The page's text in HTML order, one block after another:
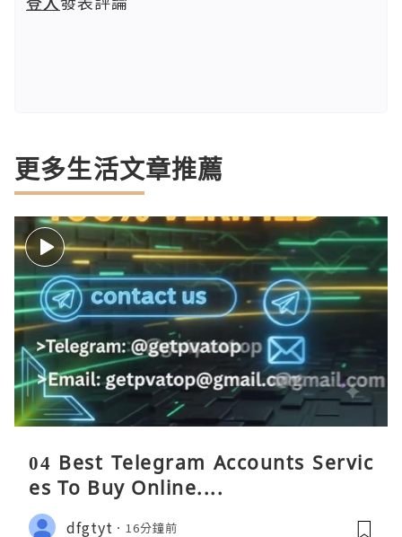
更多生活文章推薦
04 Best Telegram Accounts Servic
es To Buy Online....
dfgtyt 16分鐘前